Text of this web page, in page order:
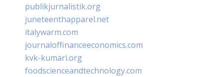
publikjurnalistik.org
juneteenthapparel.net
italywarm.com
journaloffinanceeconomics.com
kvk-kumari.org
foodscienceandtechnology.com